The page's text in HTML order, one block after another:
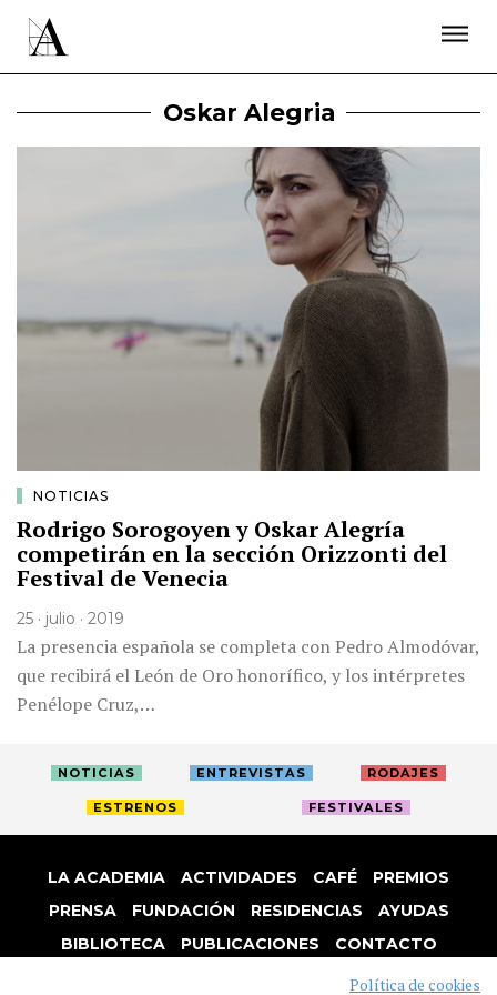
Oskar Alegria
NOTICIAS
Rodrigo Sorogoyen y Oskar Alegría
competirán en la sección Orizzonti del
Festival de Venecia
25 · julio · 2019
La presencia española se completa con Pedro Almodóvar,
que recibirá el León de Oro honorífico, y los intérpretes
Penélope Cruz,…
NOTICIAS ENTREVISTAS RODAJES
ESTRENOS FESTIVALES
LA ACADEMIA ACTIVIDADES CAFÉ
PREMIOS
PRENSA
FUNDACIÓN RESIDENCIAS
AYUDAS
BIBLIOTECA
PUBLICACIONES
CONTACTO
COOKIES
ÚNETE A LA ACADEMIA DE CINE
PRENSA
NEWSLETTER
Política de cookies